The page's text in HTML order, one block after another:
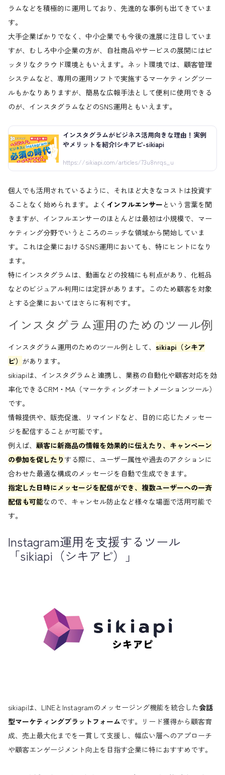
ラムなどを積極的に運用しており、先進的な事例も出てきていま
す。
大手企業ばかりでなく、中小企業でも今後の進展に注目していま
すが、むしろ中小企業の方が、自社商品やサービスの展開にはピ
ッタリなクラウド環境ともいえます。ネット環境では、顧客管理
システムなど、専用の運用ソフトで実施するマーケティングツー
ルもかなりありますが、簡易な広報手法として便利に使用できる
のが、インスタグラムなどのSNS運用ともいえます。
インスタグラムがビジネス活用向きな理由！実例
やメリットを紹介|シキアピ-sikiapi
https://sikiapi.com/articles/73u8nrqs_u
個人でも活用されているように、それほど大きなコストは投資す
ることなく始められます。よく インフルエンサー という言葉を聞
きますが、インフルエンサーのほとんどは最初は小規模で、マー
ケティング分野でいうところのニッチな領域から開始していま
す。これは企業におけるSNS運用においても、特にヒントになり
ます。
特にインスタグラムは、動画などの投稿にも利点があり、化粧品
などのビジュアル利用には定評があります。このため顧客を対象
とする企業においてはさらに有利です。
インスタグラム運用のためのツール例
インスタグラム運用のためのツール例として、 sikiapi（シキア
ピ） があります。
sikiapiは、インスタグラムと連携し、業務の自動化や顧客対応を効
率化できるCRM・MA（マーケティングオートメーションツール）
です。
情報提供や、販売促進、リマインドなど、目的に応じたメッセー
ジを配信することが可能です。
例えば、 顧客に新商品の情報を効果的に伝えたり、キャンペーン
の参加を促したりする際に、ユーザー属性や過去のアクションに
合わせた最適な構成のメッセージを自動で生成できます。
指定した日時にメッセージを配信ができ、複数ユーザーへの一斉
配信も可能なので、キャンセル防止など様々な場面で活用可能で
す。
Instagram運用を支援するツール
「sikiapi（シキアピ）」
sikiapiは、LINEとInstagramのメッセージング機能を統合した会話
型マーケティングプラットフォームです。リード獲得から顧客育
成、売上最大化までを一貫して支援し、幅広い層へのアプローチ
や顧客エンゲージメント向上を目指す企業に特におすすめです。